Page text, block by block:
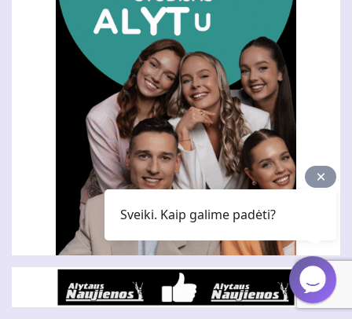
Sveiki. Kaip galime padėti?